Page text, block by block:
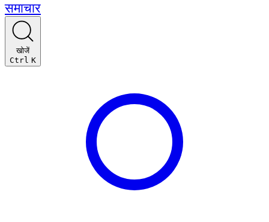
समाचार
खोजें
Ctrl K